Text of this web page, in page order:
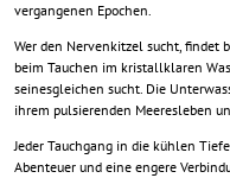
vergangenen Epochen.
Wer den Nervenkitzel sucht, findet
beim Tauchen im kristallklaren
seinesgleichen sucht. Die
ihrem pulsierenden Meeresleben
Jeder Tauchgang in die kühlen
Abenteuer und eine engere